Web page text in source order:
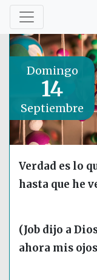
Domingo
14
Septiembre
Verdad es lo
hasta que he
(Job dijo a
ahora mis